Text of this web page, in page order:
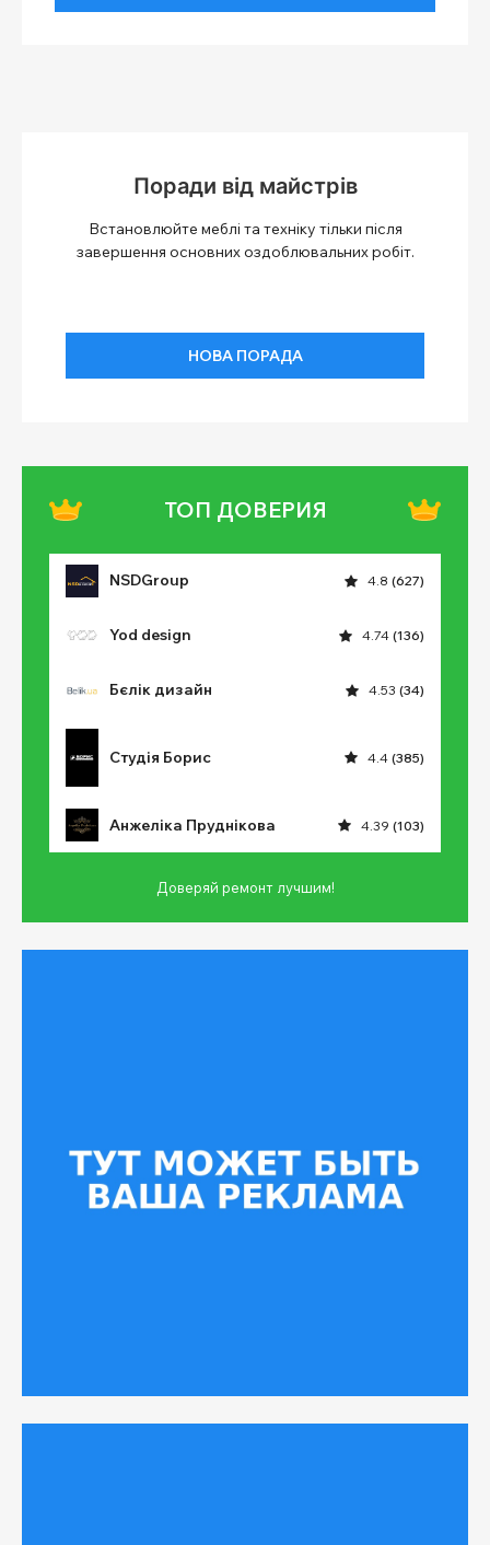
Поради від майстрів
Встановлюйте меблі та техніку тільки після
завершення основних оздоблювальних робіт.
НОВА ПОРАДА
ТОП ДОВЕРИЯ
NSDGroup 4.8 (627)
Yod design 4.74 (136)
Бєлік дизайн 4.53 (34)
Студія Борис 4.4 (385)
Анжеліка Пруднікова 4.39 (103)
Доверяй ремонт лучшим!